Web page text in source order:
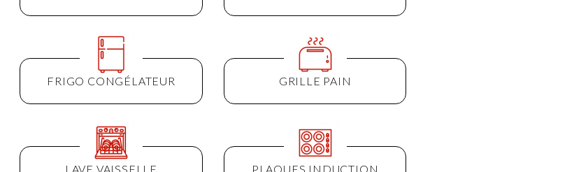
FRIGO CONGÉLATEUR GRILLE PAIN
LAVE VAISSELLE PLAQUES INDUCTION